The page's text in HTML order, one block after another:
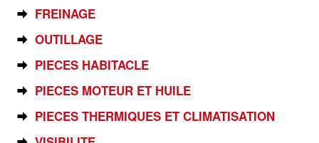
FREINAGE
OUTILLAGE
PIECES HABITACLE
PIECES MOTEUR ET HUILE
PIECES THERMIQUES ET CLIMATISATION